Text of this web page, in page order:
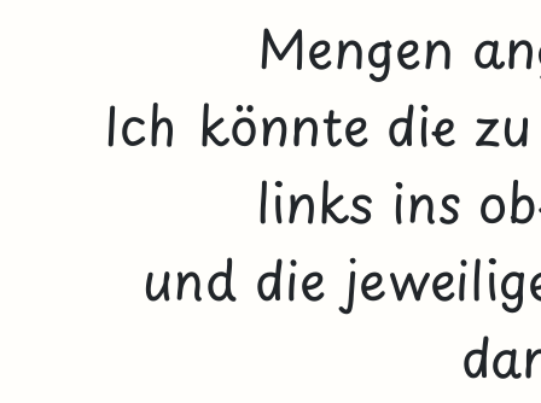
Mengen
Ich könnte die
links ins
und die